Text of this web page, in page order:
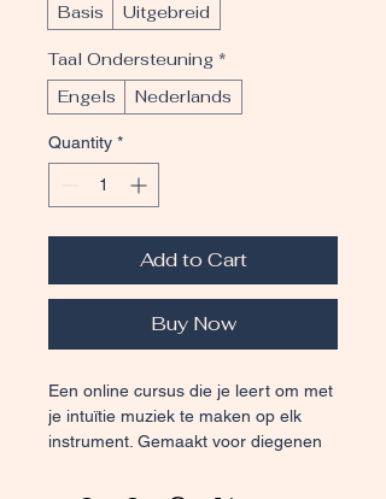
Basis
Uitgebreid
Taal Ondersteuning *
Engels
Nederlands
Quantity *
Add to Cart
Buy Now
Een online cursus die je leert om met
je intuïtie muziek te maken op elk
instrument. Gemaakt voor diegenen